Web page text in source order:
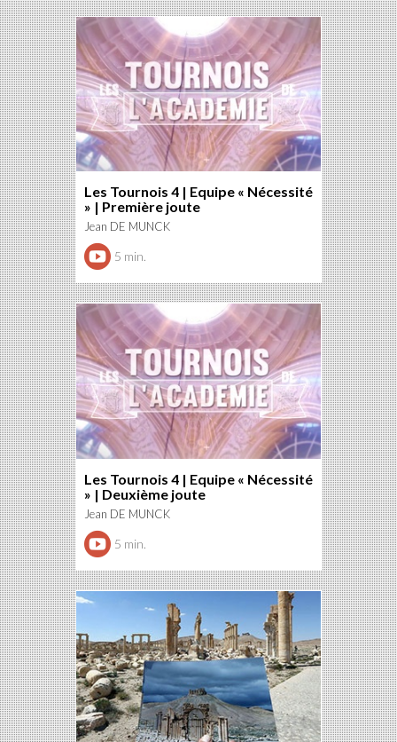
Les Tournois 4 | Equipe « Nécessité
» | Première joute
Jean DE MUNCK
5 min.
Les Tournois 4 | Equipe « Nécessité
» | Deuxième joute
Jean DE MUNCK
5 min.